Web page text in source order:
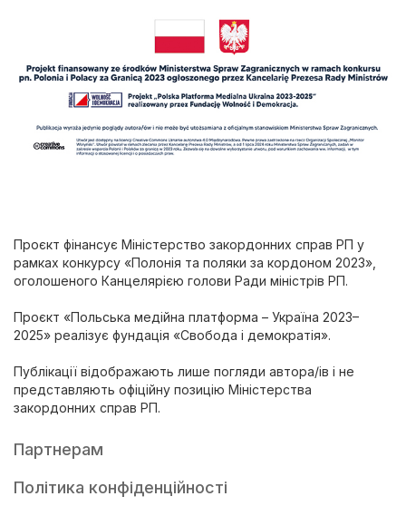
Проєкт фінансує Міністерство закордонних справ РП у
рамках конкурсу «Полонія та поляки за кордоном 2023»,
оголошеного Канцелярією голови Ради міністрів РП.
Проєкт «Польська медійна платформа – Україна 2023–
2025» реалізує фундація «Свобода і демократія».
Публікації відображають лише погляди автора/ів і не
представляють офіційну позицію Міністерства
закордонних справ РП.
Партнерам
Політика конфіденційності